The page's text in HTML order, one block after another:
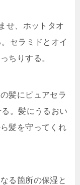
せ、ホットタオ
セラミドとオイ
ちりする。
髪にピュアセラ
。髪にうるおい
髪を守ってくれ
る箇所の保湿と